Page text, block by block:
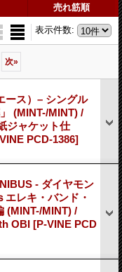
売れ筋順
表示件数:
次»
ース）– シングル
(MINT-/MINT) /
ジャケット仕
PCD-1386]
- ダイヤモン
エレキ・バンド・
(MINT-/MINT) /
OBI [P-VINE PCD